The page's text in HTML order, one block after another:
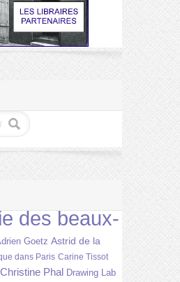
des beaux-
Goetz Astrid de la
dans Paris Carine Tissot
Christine Phal Drawing Lab